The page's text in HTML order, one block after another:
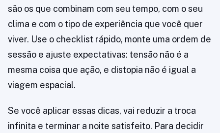
são os que combinam com seu tempo, com o seu
clima e com o tipo de experiência que você quer
viver. Use o checklist rápido, monte uma ordem de
sessão e ajuste expectativas: tensão não é a
mesma coisa que ação, e distopia não é igual a
viagem espacial.
Se você aplicar essas dicas, vai reduzir a troca
infinita e terminar a noite satisfeito. Para decidir